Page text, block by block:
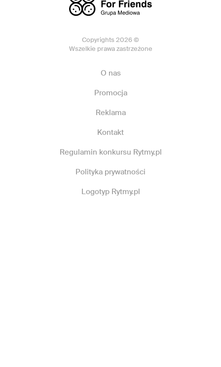
Copyrights 2026 ©
Wszelkie prawa zastrzeżone
O nas
Promocja
Reklama
Kontakt
Regulamin konkursu Rytmy.pl
Polityka prywatności
Logotyp Rytmy.pl